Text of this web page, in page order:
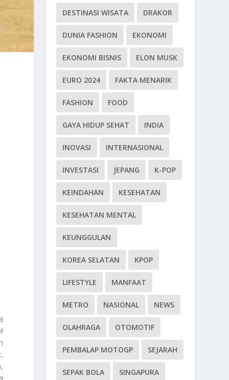
DESTINASI WISATA DRAKOR
DUNIA FASHION EKONOMI
EKONOMI BISNIS ELON MUSK
EURO 2024 FAKTA MENARIK
FASHION FOOD
GAYA HIDUP SEHAT INDIA
INOVASI INTERNASIONAL
INVESTASI JEPANG K-POP
KEINDAHAN KESEHATAN
KESEHATAN MENTAL
KEUNGGULAN
KOREA SELATAN KPOP
LIFESTYLE MANFAAT
METRO NASIONAL NEWS
OLAHRAGA OTOMOTIF
PEMBALAP MOTOGP SEJARAH
SEPAK BOLA SINGAPURA